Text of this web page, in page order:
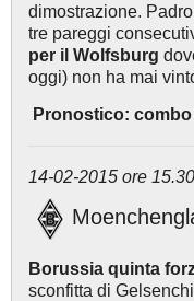
dimostrazione.
tre pareggi
per il Wolfsburg
oggi) non ha mai
Pronostico: combo
14-02-2015 ore 15.30
Borussia quinta
sconfitta di